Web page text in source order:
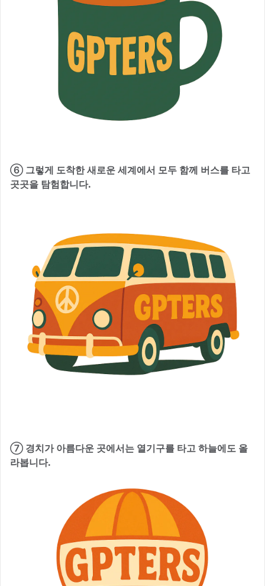
⑥ 그렇게 도착한 새로운 세계에서 모두 함께 버스를 타고
곳곳을 탐험합니다.
⑦ 경치가 아름다운 곳에서는 열기구를 타고 하늘에도 올
라봅니다.